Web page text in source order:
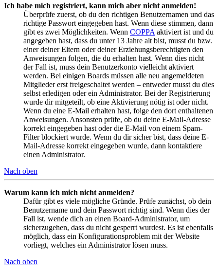
Ich habe mich registriert, kann mich aber nicht anmelden!
Überprüfe zuerst, ob du den richtigen Benutzernamen und das
richtige Passwort eingegeben hast. Wenn diese stimmen, dann
gibt es zwei Möglichkeiten. Wenn COPPA aktiviert ist und du
angegeben hast, dass du unter 13 Jahre alt bist, musst du bzw.
einer deiner Eltern oder deiner Erziehungsberechtigten den
Anweisungen folgen, die du erhalten hast. Wenn dies nicht
der Fall ist, muss dein Benutzerkonto vielleicht aktiviert
werden. Bei einigen Boards müssen alle neu angemeldeten
Mitglieder erst freigeschaltet werden – entweder musst du dies
selbst erledigen oder ein Administrator. Bei der Registrierung
wurde dir mitgeteilt, ob eine Aktivierung nötig ist oder nicht.
Wenn du eine E-Mail erhalten hast, folge den dort enthaltenen
Anweisungen. Ansonsten prüfe, ob du deine E-Mail-Adresse
korrekt eingegeben hast oder die E-Mail von einem Spam-
Filter blockiert wurde. Wenn du dir sicher bist, dass deine E-
Mail-Adresse korrekt eingegeben wurde, dann kontaktiere
einen Administrator.
Nach oben
Warum kann ich mich nicht anmelden?
Dafür gibt es viele mögliche Gründe. Prüfe zunächst, ob dein
Benutzername und dein Passwort richtig sind. Wenn dies der
Fall ist, wende dich an einen Board-Administrator, um
sicherzugehen, dass du nicht gesperrt wurdest. Es ist ebenfalls
möglich, dass ein Konfigurationsproblem mit der Website
vorliegt, welches ein Administrator lösen muss.
Nach oben